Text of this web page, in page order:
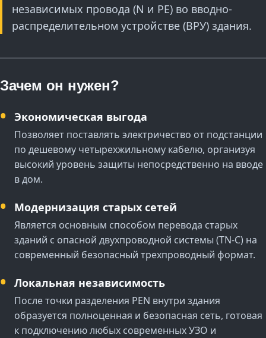
независимых провода (N и PE) во вводно-
распределительном устройстве (ВРУ) здания.
Зачем он нужен?
Экономическая выгода
Позволяет поставлять электричество от подстанции
по дешевому четырехжильному кабелю, организуя
высокий уровень защиты непосредственно на вводе
в дом.
Модернизация старых сетей
Является основным способом перевода старых
зданий с опасной двухпроводной системы (TN-C) на
современный безопасный трехпроводный формат.
Локальная независимость
После точки разделения PEN внутри здания
образуется полноценная и безопасная сеть, готовая
к подключению любых современных УЗО и